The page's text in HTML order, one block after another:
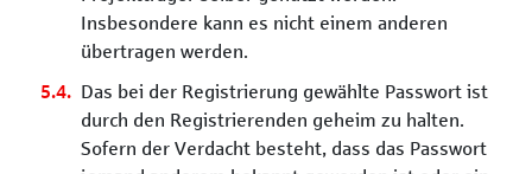
Insbesondere kann es nicht einem anderen
übertragen werden.
Das bei der Registrierung gewählte Passwort ist
durch den Registrierenden geheim zu halten.
Sofern der Verdacht besteht, dass das Passwort